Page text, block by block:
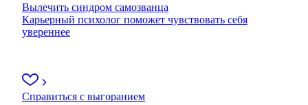
Вылечить синдром самозванца
Карьерный психолог поможет чувствовать себя
увереннее
Справиться с выгоранием